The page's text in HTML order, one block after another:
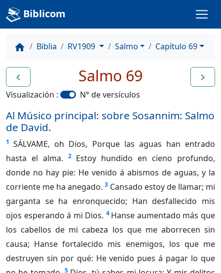
Biblicom
home Biblia RV1909 Salmo Capítulo 69
navigate_before navigate_next
Salmo 69
Visualización : N° de versículos
Al Músico principal: sobre Sosannim: Salmo
de David.
1 SÁLVAME, oh Dios, Porque las aguas han entrado
hasta el alma.
2 Estoy hundido en cieno profundo,
donde no hay pie: He venido á abismos de aguas, y la
corriente me ha anegado. 3 Cansado estoy de llamar; mi
garganta se ha enronquecido; Han desfallecido mis
ojos esperando á mi Dios. 4 Hanse aumentado más que
los cabellos de mi cabeza los que me aborrecen sin
causa; Hanse fortalecido mis enemigos, los que me
destruyen sin por qué: He venido pues á pagar lo que
5